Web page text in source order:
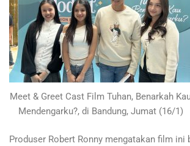
Meet & Greet Cast Film Tuhan, Benarkah
Mendengarku?, di Bandung, Jumat (16/1)
Produser Robert Ronny mengatakan film ini